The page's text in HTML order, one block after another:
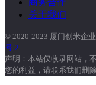
商务合作
关于我们
© 2020-2023 厦门创米企
号-2
声明：本站仅收录网站，
您的利益，请联系我们删